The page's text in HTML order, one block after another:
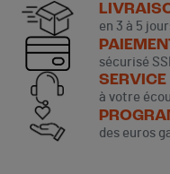
en 3 à 5
sécurisé
SERVICE
à votre
des euros